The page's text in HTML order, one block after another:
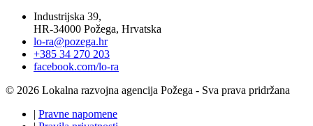
Industrijska 39,
HR-34000 Požega, Hrvatska
lo-ra@pozega.hr
+385 34 270 203
facebook.com/lo-ra
© 2026 Lokalna razvojna agencija Požega - Sva prava pridržana
| Pravne napomene